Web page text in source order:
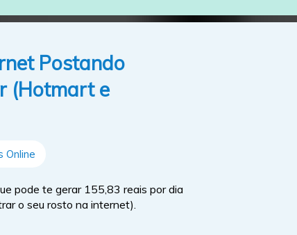
Postando
(Hotmart e
Online
pode te gerar 155,83 reais por dia
o seu rosto na internet).